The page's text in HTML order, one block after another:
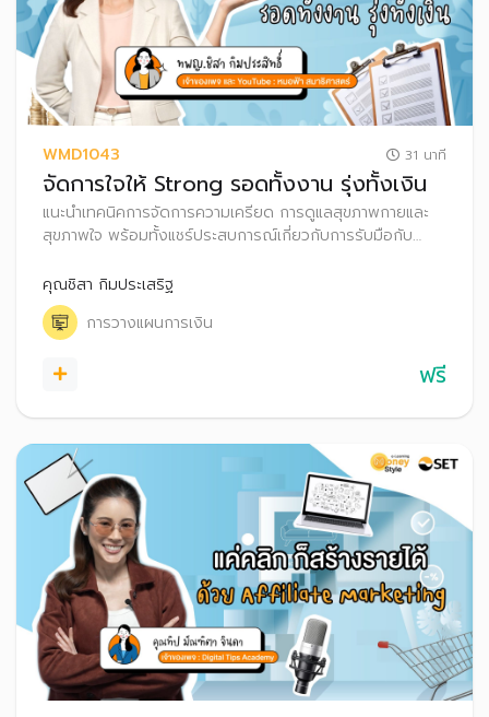
WMD1043 31 นาที
จัดการใจให้ Strong รอดทั้งงาน รุ่งทั้งเงิน
แนะนำเทคนิคการจัดการความเครียด การดูแลสุขภาพกายและ
สุขภาพใจ พร้อมทั้งแชร์ประสบการณ์เกี่ยวกับการรับมือกับ
คุณชิสา กิมประเสริฐ
การวางแผนการเงิน
ฟรี